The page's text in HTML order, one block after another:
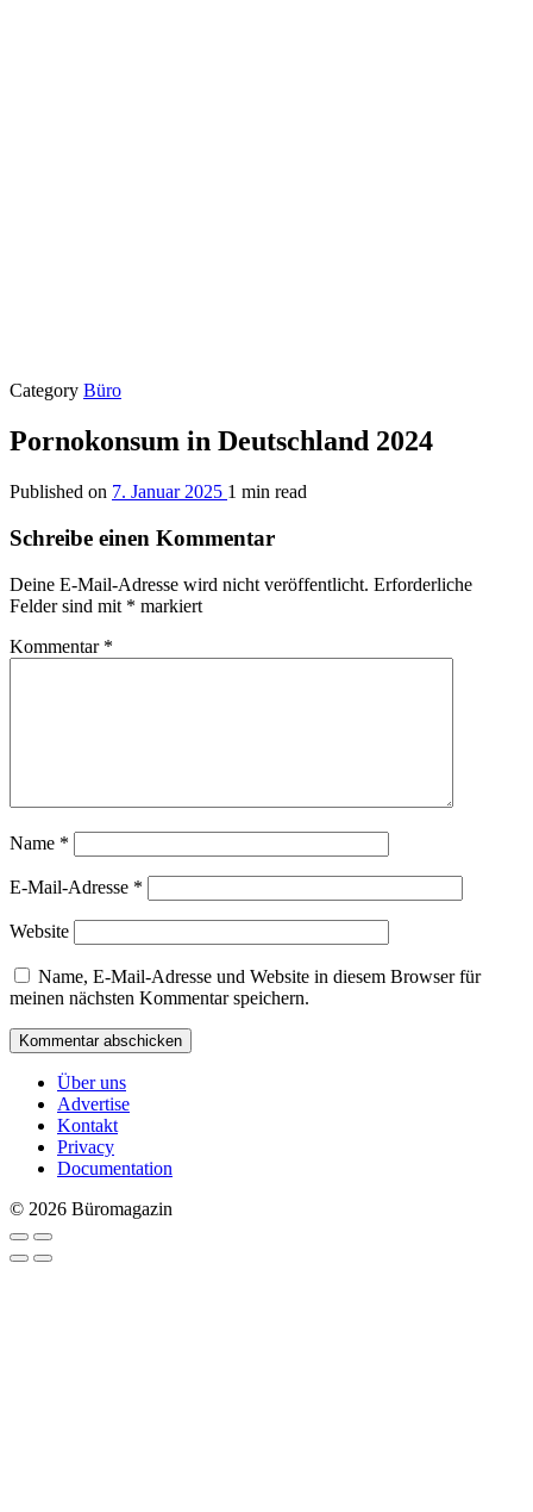
Category Büro
Pornokonsum in Deutschland 2024
Published on 7. Januar 2025 1 min read
Schreibe einen Kommentar
Deine E-Mail-Adresse wird nicht veröffentlicht. Erforderliche
Felder sind mit * markiert
Kommentar *
Name *
E-Mail-Adresse *
Website
Name, E-Mail-Adresse und Website in diesem Browser für
meinen nächsten Kommentar speichern.
Über uns
Advertise
Kontakt
Privacy
Documentation
© 2026 Büromagazin